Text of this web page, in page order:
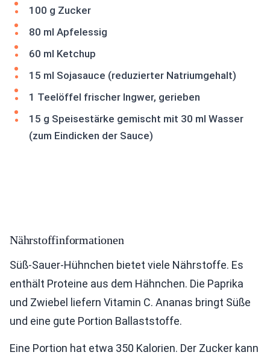
100 g Zucker
80 ml Apfelessig
60 ml Ketchup
15 ml Sojasauce (reduzierter Natriumgehalt)
1 Teelöffel frischer Ingwer, gerieben
15 g Speisestärke gemischt mit 30 ml Wasser
(zum Eindicken der Sauce)
Nährstoffinformationen
Süß-Sauer-Hühnchen bietet viele Nährstoffe. Es
enthält Proteine aus dem Hähnchen. Die Paprika
und Zwiebel liefern Vitamin C. Ananas bringt Süße
und eine gute Portion Ballaststoffe.
Eine Portion hat etwa 350 Kalorien. Der Zucker kann